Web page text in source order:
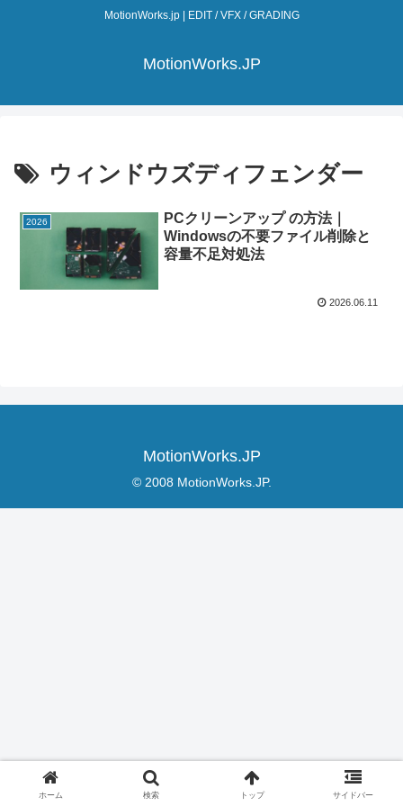
MotionWorks.jp | EDIT / VFX / GRADING
MotionWorks.JP
ウィンドウズディフェンダー
2026
PCクリーンアップ の方法｜
Windowsの不要ファイル削除と
容量不足対処法
2026.06.11
MotionWorks.JP
© 2008 MotionWorks.JP.
ホーム 検索 トップ サイドバー